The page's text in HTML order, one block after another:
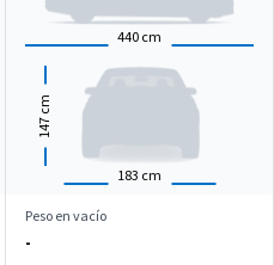
440 cm
183 cm
147
cm
Peso en vacío
-